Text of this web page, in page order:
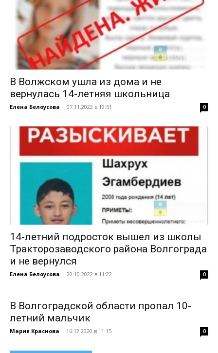
В Волжском ушла из дома и не
вернулась 14-летняя школьница
Елена Белоусова - 07.11.2022 в 19:51 0
14-летний подросток вышел из школы
Тракторозаводского района Волгограда
и не вернулся
Елена Белоусова - 20.10.2022 в 11:22 0
В Волгоградской области пропал 10-
летний мальчик
Мария Краснова - 16.12.2020 в 11:15 0